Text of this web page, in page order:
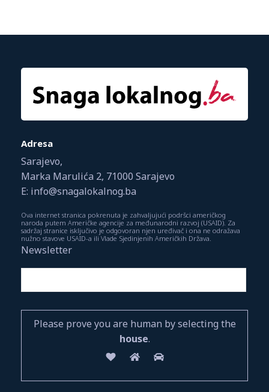
Adresa
Sarajevo,
Marka Marulića 2, 71000 Sarajevo
E: info@snagalokalnog.ba
Ova internet stranica pokrenuta je zahvaljujući podršci američkog
naroda putem Američke agencije za međunarodni razvoj (USAID). Za
sadržaj stranice isključivo je odgovoran njen uređivač i ona ne odražava
nužno stavove USAID-a ili Vlade Sjedinjenih Američkih Država.
Newsletter
Please prove you are human by selecting the
house.